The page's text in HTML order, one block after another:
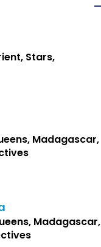
Stars,
Madagascar,
Madagascar,